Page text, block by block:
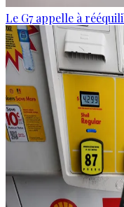
Le G7 appelle à